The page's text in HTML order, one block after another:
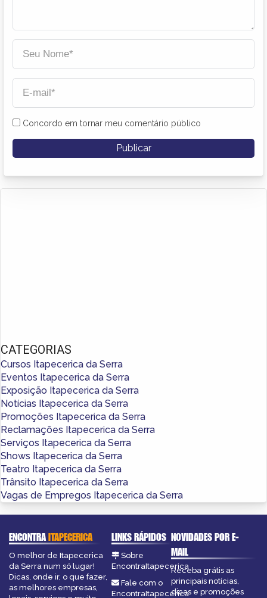
Concordo em tornar meu comentário público
CATEGORIAS
Cursos Itapecerica da Serra
Eventos Itapecerica da Serra
Exposição Itapecerica da Serra
Notícias Itapecerica da Serra
Promoções Itapecerica da Serra
Reclamações Itapecerica da Serra
Serviços Itapecerica da Serra
Shows Itapecerica da Serra
Teatro Itapecerica da Serra
Trânsito Itapecerica da Serra
Vagas de Empregos Itapecerica da Serra
ENCONTRAITAPECERICA
O melhor de Itapecerica
da Serra num só lugar!
Dicas, onde ir, o que fazer,
as melhores empresas,
LINKS RÁPIDOS
Sobre
EncontraItapecerica
Fale com o
EncontraItapecerica
NOVIDADES POR E-
MAIL
Receba grátis as
principais notícias,
dicas e promoções